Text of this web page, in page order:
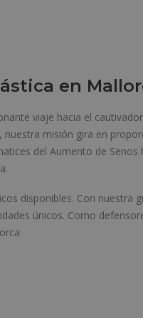
en
viaje hacia el
nuestra misión gira en
del Aumento de Senos
disponibles. Con nuestra
únicos. Como